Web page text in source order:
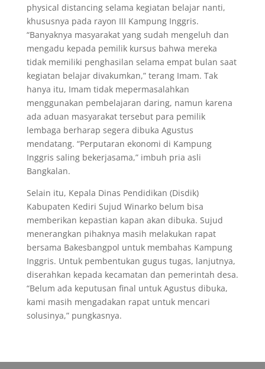
physical distancing selama kegiatan belajar nanti,
khususnya pada rayon III Kampung Inggris.
“Banyaknya masyarakat yang sudah mengeluh dan
mengadu kepada pemilik kursus bahwa mereka
tidak memiliki penghasilan selama empat bulan saat
kegiatan belajar divakumkan,” terang Imam. Tak
hanya itu, Imam tidak mepermasalahkan
menggunakan pembelajaran daring, namun karena
ada aduan masyarakat tersebut para pemilik
lembaga berharap segera dibuka Agustus
mendatang. “Perputaran ekonomi di Kampung
Inggris saling bekerjasama,” imbuh pria asli
Bangkalan.
Selain itu, Kepala Dinas Pendidikan (Disdik)
Kabupaten Kediri Sujud Winarko belum bisa
memberikan kepastian kapan akan dibuka. Sujud
menerangkan pihaknya masih melakukan rapat
bersama Bakesbangpol untuk membahas Kampung
Inggris. Untuk pembentukan gugus tugas, lanjutnya,
diserahkan kepada kecamatan dan pemerintah desa.
“Belum ada keputusan final untuk Agustus dibuka,
kami masih mengadakan rapat untuk mencari
solusinya,” pungkasnya.